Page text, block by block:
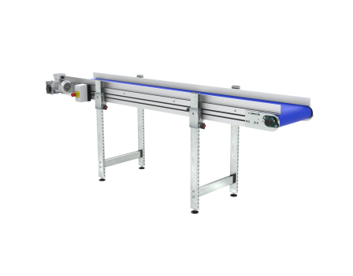
aus druckgegossener Alu-Legierung,
Beine aus verzinktem Metallrohr,
Schwenkräder mit/ohne Bremse (2+2)
Förderfläche
PU Oberfläche in Mattblau